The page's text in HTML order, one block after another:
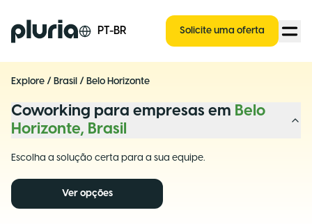
Logo Pluria PT-BR Solicite uma oferta
Explore / Brasil / Belo Horizonte
Coworking para empresas em Belo
Horizonte, Brasil
Escolha a solução certa para a sua equipe.
Ver opções